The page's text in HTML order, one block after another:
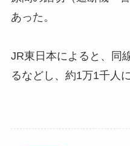
あった。
JR東日本によると、同
るなどし、約1万1千人